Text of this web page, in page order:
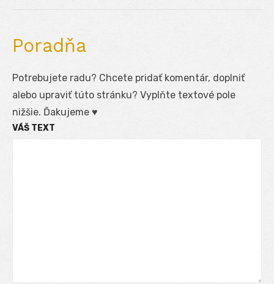
Poradňa
Potrebujete radu? Chcete pridať komentár, doplniť
alebo upraviť túto stránku? Vyplňte textové pole
nižšie. Ďakujeme ♥
VÁŠ TEXT